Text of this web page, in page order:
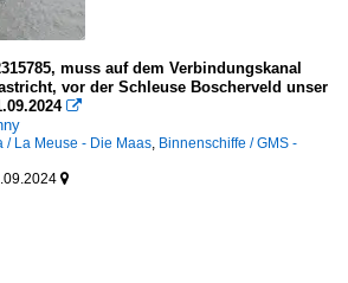
muss auf dem Verbindungskanal
vor der Schleuse Boscherveld unser

/ La Meuse - Die Maas Binnenschiffe / GMS -
